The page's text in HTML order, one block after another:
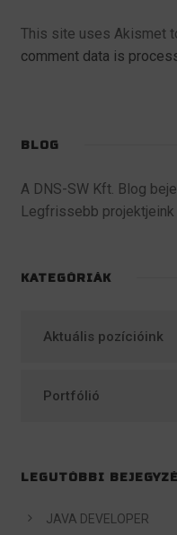
This site uses Akismet
comment data is
BLOG
A DNS-SW Kft. Blog
Legfrissebb projektjeink
KATEGÓRIÁK
Aktuális pozícióink
Portfólió
LEGUTÓBBI
JAVA DEVELOPER